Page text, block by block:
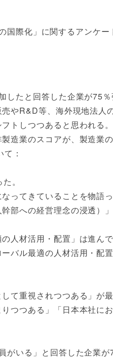
際化」に関するアンケ
たと回答した企業が75％
やR&D等、海外現地法人
トしつつあると思われる。
造業のスコアが、製造業の
：
。
ってきていることを物語っ
部への経営理念の浸透）
人材活用・配置」は進んで
バル最適の人材活用・配
て重視されつつある」が最
つつある」「日本本社に
がいる」と回答した企業